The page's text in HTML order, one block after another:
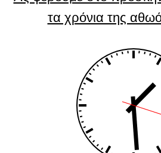
τα χρόνια της